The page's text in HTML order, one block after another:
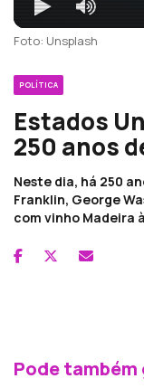
Foto: Unsplash
POLÍTICA
Estados
250 anos
Neste dia, há 250
Franklin, George
com vinho Madeira
Pode